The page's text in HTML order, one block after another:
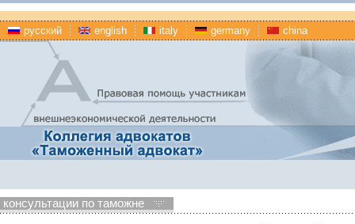
русский english italy germany china
консультации по таможне